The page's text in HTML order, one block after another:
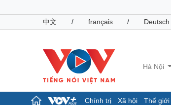
中文
/ français / Deutsch
Hà Nội
Chính trị Xã hội Thế giới